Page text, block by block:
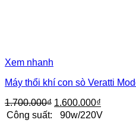
Xem nhanh
Máy thổi khí con sò Veratti
1.700.000₫ Giá
gốc
1.600.000₫
hiện
Công suất:
90w/220V